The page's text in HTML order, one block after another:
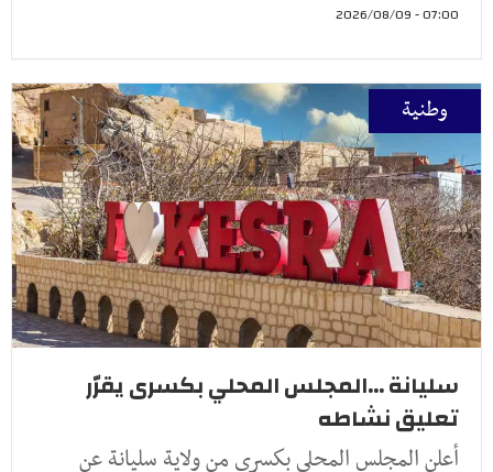
07:00 - 2026/08/09
وطنية
سليانة ...المجلس المحلي بكسرى يقرّر
تعليق نشاطه
أعلن المجلس المحلي بكسرى من ولاية سليانة عن